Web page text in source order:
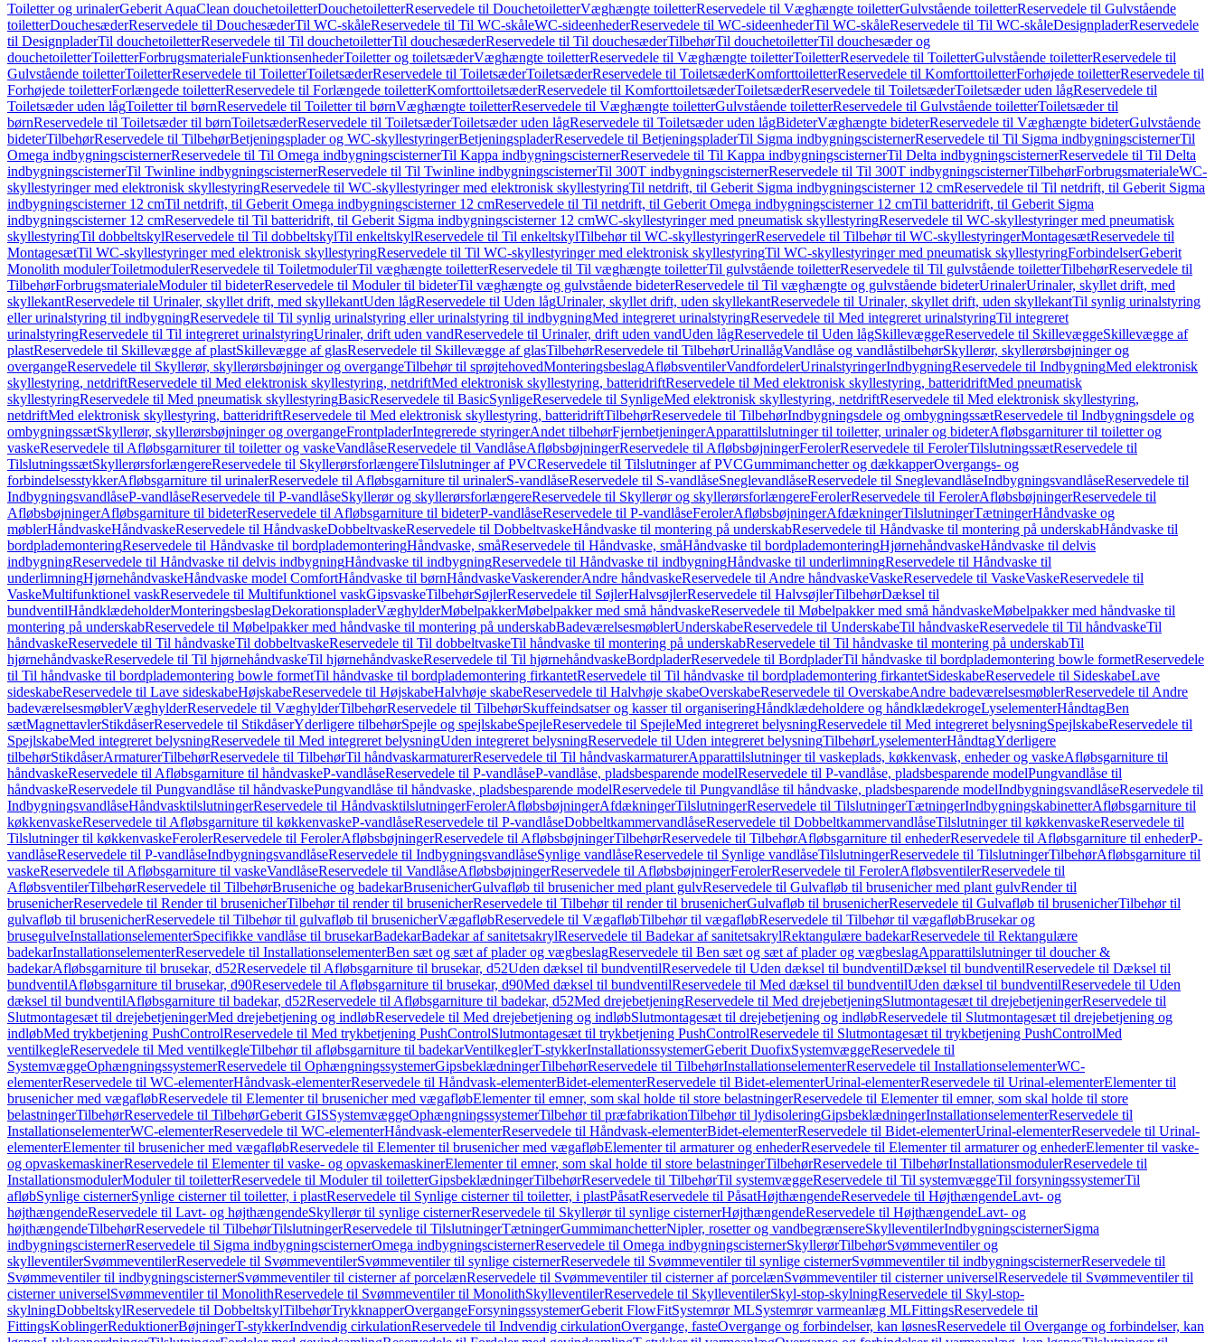
Toiletter og urinalerGeberit AquaClean douchetoiletterDouchetoiletterReservedele til DouchetoiletterVæghængte toiletterReservedele til Væghængte toiletterGulvstående toiletterReservedele til Gulvstående
toiletterDouchesæderReservedele til DouchesæderTil WC-skåleReservedele til Til WC-skåleWC-sideenhederReservedele til WC-sideenhederTil WC-skåleReservedele til Til WC-skåleDesignpladerReservedele
til DesignpladerTil douchetoiletterReservedele til Til douchetoiletterTil douchesæderReservedele til Til douchesæderTilbehørTil douchetoiletterTil douchesæder og
douchetoiletterToiletterForbrugsmaterialeFunktionsenhederToiletter og toiletsæderVæghængte toiletterReservedele til Væghængte toiletterToiletterReservedele til ToiletterGulvstående toiletterReservedele til
Gulvstående toiletterToiletterReservedele til ToiletterToiletsæderReservedele til ToiletsæderToiletsæderReservedele til ToiletsæderKomforttoiletterReservedele til KomforttoiletterForhøjede toiletterReservedele til
Forhøjede toiletterForlængede toiletterReservedele til Forlængede toiletterKomforttoiletsæderReservedele til KomforttoiletsæderToiletsæderReservedele til ToiletsæderToiletsæder uden lågReservedele til
Toiletsæder uden lågToiletter til børnReservedele til Toiletter til børnVæghængte toiletterReservedele til Væghængte toiletterGulvstående toiletterReservedele til Gulvstående toiletterToiletsæder til
børnReservedele til Toiletsæder til børnToiletsæderReservedele til ToiletsæderToiletsæder uden lågReservedele til Toiletsæder uden lågBideterVæghængte bideterReservedele til Væghængte bideterGulvstående
bideterTilbehørReservedele til TilbehørBetjeningsplader og WC-skyllestyringerBetjeningspladerReservedele til BetjeningspladerTil Sigma indbygningscisternerReservedele til Til Sigma indbygningscisternerTil
Omega indbygningscisternerReservedele til Til Omega indbygningscisternerTil Kappa indbygningscisternerReservedele til Til Kappa indbygningscisternerTil Delta indbygningscisternerReservedele til Til Delta
indbygningscisternerTil Twinline indbygningscisternerReservedele til Til Twinline indbygningscisternerTil 300T indbygningscisternerReservedele til Til 300T indbygningscisternerTilbehørForbrugsmaterialeWC-
skyllestyringer med elektronisk skyllestyringReservedele til WC-skyllestyringer med elektronisk skyllestyringTil netdrift, til Geberit Sigma indbygningscisterner 12 cmReservedele til Til netdrift, til Geberit Sigma
indbygningscisterner 12 cmTil netdrift, til Geberit Omega indbygningscisterner 12 cmReservedele til Til netdrift, til Geberit Omega indbygningscisterner 12 cmTil batteridrift, til Geberit Sigma
indbygningscisterner 12 cmReservedele til Til batteridrift, til Geberit Sigma indbygningscisterner 12 cmWC-skyllestyringer med pneumatisk skyllestyringReservedele til WC-skyllestyringer med pneumatisk
skyllestyringTil dobbeltskylReservedele til Til dobbeltskylTil enkeltskylReservedele til Til enkeltskylTilbehør til WC-skyllestyringerReservedele til Tilbehør til WC-skyllestyringerMontagesætReservedele til
MontagesætTil WC-skyllestyringer med elektronisk skyllestyringReservedele til Til WC-skyllestyringer med elektronisk skyllestyringTil WC-skyllestyringer med pneumatisk skyllestyringForbindelserGeberit
Monolith modulerToiletmodulerReservedele til ToiletmodulerTil væghængte toiletterReservedele til Til væghængte toiletterTil gulvstående toiletterReservedele til Til gulvstående toiletterTilbehørReservedele til
TilbehørForbrugsmaterialeModuler til bideterReservedele til Moduler til bideterTil væghængte og gulvstående bideterReservedele til Til væghængte og gulvstående bideterUrinalerUrinaler, skyllet drift, med
skyllekantReservedele til Urinaler, skyllet drift, med skyllekantUden lågReservedele til Uden lågUrinaler, skyllet drift, uden skyllekantReservedele til Urinaler, skyllet drift, uden skyllekantTil synlig urinalstyring
eller urinalstyring til indbygningReservedele til Til synlig urinalstyring eller urinalstyring til indbygningMed integreret urinalstyringReservedele til Med integreret urinalstyringTil integreret
urinalstyringReservedele til Til integreret urinalstyringUrinaler, drift uden vandReservedele til Urinaler, drift uden vandUden lågReservedele til Uden lågSkillevæggeReservedele til SkillevæggeSkillevægge af
plastReservedele til Skillevægge af plastSkillevægge af glasReservedele til Skillevægge af glasTilbehørReservedele til TilbehørUrinallågVandlåse og vandlåstilbehørSkyllerør, skyllerørsbøjninger og
overgangeReservedele til Skyllerør, skyllerørsbøjninger og overgangeTilbehør til sprøjtehovedMonteringsbeslagAfløbsventilerVandfordelerUrinalstyringerIndbygningReservedele til IndbygningMed elektronisk
skyllestyring, netdriftReservedele til Med elektronisk skyllestyring, netdriftMed elektronisk skyllestyring, batteridriftReservedele til Med elektronisk skyllestyring, batteridriftMed pneumatisk
skyllestyringReservedele til Med pneumatisk skyllestyringBasicReservedele til BasicSynligeReservedele til SynligeMed elektronisk skyllestyring, netdriftReservedele til Med elektronisk skyllestyring,
netdriftMed elektronisk skyllestyring, batteridriftReservedele til Med elektronisk skyllestyring, batteridriftTilbehørReservedele til TilbehørIndbygningsdele og ombygningssætReservedele til Indbygningsdele og
ombygningssætSkyllerør, skyllerørsbøjninger og overgangeFrontpladerIntegrerede styringerAndet tilbehørFjernbetjeningerApparattilslutninger til toiletter, urinaler og bideterAfløbsgarniturer til toiletter og
vaskeReservedele til Afløbsgarniturer til toiletter og vaskeVandlåseReservedele til VandlåseAfløbsbøjningerReservedele til AfløbsbøjningerFerolerReservedele til FerolerTilslutningssætReservedele til
TilslutningssætSkyllerørsforlængereReservedele til SkyllerørsforlængereTilslutninger af PVCReservedele til Tilslutninger af PVCGummimanchetter og dækkapperOvergangs- og
forbindelsesstykkerAfløbsgarniture til urinalerReservedele til Afløbsgarniture til urinalerS-vandlåseReservedele til S-vandlåseSneglevandlåseReservedele til SneglevandlåseIndbygningsvandlåseReservedele til
IndbygningsvandlåseP-vandlåseReservedele til P-vandlåseSkyllerør og skyllerørsforlængereReservedele til Skyllerør og skyllerørsforlængereFerolerReservedele til FerolerAfløbsbøjningerReservedele til
AfløbsbøjningerAfløbsgarniture til bideterReservedele til Afløbsgarniture til bideterP-vandlåseReservedele til P-vandlåseFerolerAfløbsbøjningerAfdækningerTilslutningerTætningerHåndvaske og
møblerHåndvaskeHåndvaskeReservedele til HåndvaskeDobbeltvaskeReservedele til DobbeltvaskeHåndvaske til montering på underskabReservedele til Håndvaske til montering på underskabHåndvaske til
bordplademonteringReservedele til Håndvaske til bordplademonteringHåndvaske, småReservedele til Håndvaske, småHåndvaske til bordplademonteringHjørnehåndvaskeHåndvaske til delvis
indbygningReservedele til Håndvaske til delvis indbygningHåndvaske til indbygningReservedele til Håndvaske til indbygningHåndvaske til underlimningReservedele til Håndvaske til
underlimningHjørnehåndvaskeHåndvaske model ComfortHåndvaske til børnHåndvaskeVaskerenderAndre håndvaskeReservedele til Andre håndvaskeVaskeReservedele til VaskeVaskeReservedele til
VaskeMultifunktionel vaskReservedele til Multifunktionel vaskGipsvaskeTilbehørSøjlerReservedele til SøjlerHalvsøjlerReservedele til HalvsøjlerTilbehørDæksel til
bundventilHåndklædeholderMonteringsbeslagDekorationspladerVæghylderMøbelpakkerMøbelpakker med små håndvaskeReservedele til Møbelpakker med små håndvaskeMøbelpakker med håndvaske til
montering på underskabReservedele til Møbelpakker med håndvaske til montering på underskabBadeværelsesmøblerUnderskabeReservedele til UnderskabeTil håndvaskeReservedele til Til håndvaskeTil
håndvaskeReservedele til Til håndvaskeTil dobbeltvaskeReservedele til Til dobbeltvaskeTil håndvaske til montering på underskabReservedele til Til håndvaske til montering på underskabTil
hjørnehåndvaskeReservedele til Til hjørnehåndvaskeTil hjørnehåndvaskeReservedele til Til hjørnehåndvaskeBordpladerReservedele til BordpladerTil håndvaske til bordplademontering bowle formetReservedele
til Til håndvaske til bordplademontering bowle formetTil håndvaske til bordplademontering firkantetReservedele til Til håndvaske til bordplademontering firkantetSideskabeReservedele til SideskabeLave
sideskabeReservedele til Lave sideskabeHøjskabeReservedele til HøjskabeHalvhøje skabeReservedele til Halvhøje skabeOverskabeReservedele til OverskabeAndre badeværelsesmøblerReservedele til Andre
badeværelsesmøblerVæghylderReservedele til VæghylderTilbehørReservedele til TilbehørSkuffeindsatser og kasser til organiseringHåndklædeholdere og håndklædekrogeLyselementerHåndtagBen
sætMagnettavlerStikdåserReservedele til StikdåserYderligere tilbehørSpejle og spejlskabeSpejleReservedele til SpejleMed integreret belysningReservedele til Med integreret belysningSpejlskabeReservedele til
SpejlskabeMed integreret belysningReservedele til Med integreret belysningUden integreret belysningReservedele til Uden integreret belysningTilbehørLyselementerHåndtagYderligere
tilbehørStikdåserArmaturerTilbehørReservedele til TilbehørTil håndvaskarmaturerReservedele til Til håndvaskarmaturerApparattilslutninger til vaskeplads, køkkenvask, enheder og vaskeAfløbsgarniture til
håndvaskeReservedele til Afløbsgarniture til håndvaskeP-vandlåseReservedele til P-vandlåseP-vandlåse, pladsbesparende modelReservedele til P-vandlåse, pladsbesparende modelPungvandlåse til
håndvaskeReservedele til Pungvandlåse til håndvaskePungvandlåse til håndvaske, pladsbesparende modelReservedele til Pungvandlåse til håndvaske, pladsbesparende modelIndbygningsvandlåseReservedele til
IndbygningsvandlåseHåndvasktilslutningerReservedele til HåndvasktilslutningerFerolerAfløbsbøjningerAfdækningerTilslutningerReservedele til TilslutningerTætningerIndbygningskabinetterAfløbsgarniture til
køkkenvaskeReservedele til Afløbsgarniture til køkkenvaskeP-vandlåseReservedele til P-vandlåseDobbeltkammervandlåseReservedele til DobbeltkammervandlåseTilslutninger til køkkenvaskeReservedele til
Tilslutninger til køkkenvaskeFerolerReservedele til FerolerAfløbsbøjningerReservedele til AfløbsbøjningerTilbehørReservedele til TilbehørAfløbsgarniture til enhederReservedele til Afløbsgarniture til enhederP-
vandlåseReservedele til P-vandlåseIndbygningsvandlåseReservedele til IndbygningsvandlåseSynlige vandlåseReservedele til Synlige vandlåseTilslutningerReservedele til TilslutningerTilbehørAfløbsgarniture til
vaskeReservedele til Afløbsgarniture til vaskeVandlåseReservedele til VandlåseAfløbsbøjningerReservedele til AfløbsbøjningerFerolerReservedele til FerolerAfløbsventilerReservedele til
AfløbsventilerTilbehørReservedele til TilbehørBruseniche og badekarBrusenicherGulvafløb til brusenicher med plant gulvReservedele til Gulvafløb til brusenicher med plant gulvRender til
brusenicherReservedele til Render til brusenicherTilbehør til render til brusenicherReservedele til Tilbehør til render til brusenicherGulvafløb til brusenicherReservedele til Gulvafløb til brusenicherTilbehør til
gulvafløb til brusenicherReservedele til Tilbehør til gulvafløb til brusenicherVægafløbReservedele til VægafløbTilbehør til vægafløbReservedele til Tilbehør til vægafløbBrusekar og
brusegulveInstallationselementerSpecifikke vandlåse til brusekarBadekarBadekar af sanitetsakrylReservedele til Badekar af sanitetsakrylRektangulære badekarReservedele til Rektangulære
badekarInstallationselementerReservedele til InstallationselementerBen sæt og sæt af plader og vægbeslagReservedele til Ben sæt og sæt af plader og vægbeslagApparattilslutninger til doucher &
badekarAfløbsgarniture til brusekar, d52Reservedele til Afløbsgarniture til brusekar, d52Uden dæksel til bundventilReservedele til Uden dæksel til bundventilDæksel til bundventilReservedele til Dæksel til
bundventilAfløbsgarniture til brusekar, d90Reservedele til Afløbsgarniture til brusekar, d90Med dæksel til bundventilReservedele til Med dæksel til bundventilUden dæksel til bundventilReservedele til Uden
dæksel til bundventilAfløbsgarniture til badekar, d52Reservedele til Afløbsgarniture til badekar, d52Med drejebetjeningReservedele til Med drejebetjeningSlutmontagesæt til drejebetjeningerReservedele til
Slutmontagesæt til drejebetjeningerMed drejebetjening og indløbReservedele til Med drejebetjening og indløbSlutmontagesæt til drejebetjening og indløbReservedele til Slutmontagesæt til drejebetjening og
indløbMed trykbetjening PushControlReservedele til Med trykbetjening PushControlSlutmontagesæt til trykbetjening PushControlReservedele til Slutmontagesæt til trykbetjening PushControlMed
ventilkegleReservedele til Med ventilkegleTilbehør til afløbsgarniture til badekarVentilkeglerT-stykkerInstallationssystemerGeberit DuofixSystemvæggeReservedele til
SystemvæggeOphængningssystemerReservedele til OphængningssystemerGipsbeklædningerTilbehørReservedele til TilbehørInstallationselementerReservedele til InstallationselementerWC-
elementerReservedele til WC-elementerHåndvask-elementerReservedele til Håndvask-elementerBidet-elementerReservedele til Bidet-elementerUrinal-elementerReservedele til Urinal-elementerElementer til
brusenicher med vægafløbReservedele til Elementer til brusenicher med vægafløbElementer til emner, som skal holde til store belastningerReservedele til Elementer til emner, som skal holde til store
belastningerTilbehørReservedele til TilbehørGeberit GISSystemvæggeOphængningssystemerTilbehør til præfabrikationTilbehør til lydisoleringGipsbeklædningerInstallationselementerReservedele til
InstallationselementerWC-elementerReservedele til WC-elementerHåndvask-elementerReservedele til Håndvask-elementerBidet-elementerReservedele til Bidet-elementerUrinal-elementerReservedele til Urinal-
elementerElementer til brusenicher med vægafløbReservedele til Elementer til brusenicher med vægafløbElementer til armaturer og enhederReservedele til Elementer til armaturer og enhederElementer til vaske-
og opvaskemaskinerReservedele til Elementer til vaske- og opvaskemaskinerElementer til emner, som skal holde til store belastningerTilbehørReservedele til TilbehørInstallationsmodulerReservedele til
InstallationsmodulerModuler til toiletterReservedele til Moduler til toiletterGipsbeklædningerTilbehørReservedele til TilbehørTil systemvæggeReservedele til Til systemvæggeTil forsyningssystemerTil
afløbSynlige cisternerSynlige cisterner til toiletter, i plastReservedele til Synlige cisterner til toiletter, i plastPåsatReservedele til PåsatHøjthængendeReservedele til HøjthængendeLavt- og
højthængendeReservedele til Lavt- og højthængendeSkyllerør til synlige cisternerReservedele til Skyllerør til synlige cisternerHøjthængendeReservedele til HøjthængendeLavt- og
højthængendeTilbehørReservedele til TilbehørTilslutningerReservedele til TilslutningerTætningerGummimanchetterNipler, rosetter og vandbegrænsereSkylleventilerIndbygningscisternerSigma
indbygningscisternerReservedele til Sigma indbygningscisternerOmega indbygningscisternerReservedele til Omega indbygningscisternerSkyllerørTilbehørSvømmeventiler og
skylleventilerSvømmeventilerReservedele til SvømmeventilerSvømmeventiler til synlige cisternerReservedele til Svømmeventiler til synlige cisternerSvømmeventiler til indbygningscisternerReservedele til
Svømmeventiler til indbygningscisternerSvømmeventiler til cisterner af porcelænReservedele til Svømmeventiler til cisterner af porcelænSvømmeventiler til cisterner universelReservedele til Svømmeventiler til
cisterner universelSvømmeventiler til MonolithReservedele til Svømmeventiler til MonolithSkylleventilerReservedele til SkylleventilerSkyl-stop-skylningReservedele til Skyl-stop-
skylningDobbeltskylReservedele til DobbeltskylTilbehørTrykknapperOvergangeForsyningssystemerGeberit FlowFitSystemrør MLSystemrør varmeanlæg MLFittingsReservedele til
FittingsKoblingerReduktionerBøjningerT-stykkerIndvendig cirkulationReservedele til Indvendig cirkulationOvergange, fasteOvergange og forbindelser, kan løsnesReservedele til Overgange og forbindelser, kan